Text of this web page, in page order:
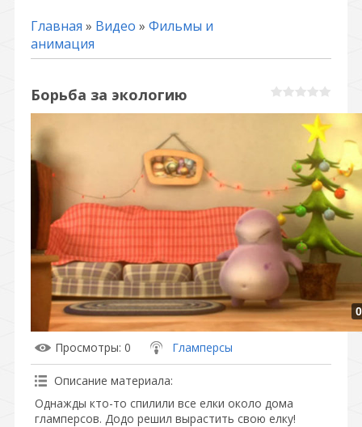
Главная » Видео » Фильмы и
анимация
Борьба за экологию
Просмотры: 0 Гламперсы
Описание материала:
Однажды кто-то спилили все елки около дома
гламперсов. Додо решил вырастить свою елку!